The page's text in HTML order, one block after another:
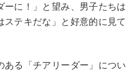
に！」と望み、男子たちは
ステキだな」と好意的に見て
る「チアリーダー」につい